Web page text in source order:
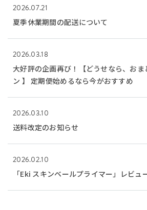
2026.07.21
夏季休業期間の配送について
2026.03.18
大好評の企画再び！【どうせなら、お
ン 】 定期便始めるなら今がおすすめ
2026.03.10
送料改定のお知らせ
2026.02.10
「Eki スキンベールプライマー」レビュ